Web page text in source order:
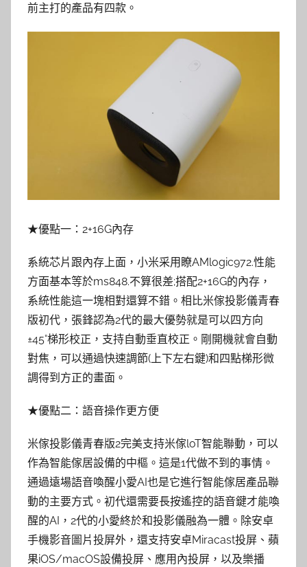
前主打的產品有四款。
★優點一：2+16G內存
系統芯片跟內存上面，小米采用瞭AMlogic972.性能
方面基本等於ms848.不算很差;搭配2+16G的內存，
系統性能這一塊相對還算不錯。相比米傢投影儀青春
版初代，張鋒認為2代的最大優勢就是可以四方向
±45°梯形校正，支持自動垂直校正。剛開機就會自動
對焦，可以通過快速調節(上下左右鍵)和四點梯形微
調得到方正的畫面。
★優點二：語音操作更方便
米傢投影儀青春版2完美支持米傢loT智能聯動，可以
作為智能傢居設備的中樞。這是1代做不到的事情。
通過遠場語音喚醒小愛AI也是它進行智能傢居產品聯
動的主要方式。初代還需要長按遙控的語音鍵才能喚
醒的AI，2代的小愛終於和投影儀融為一體。除安卓
手機影音圖片投屏外，還支持安卓Miracast投屏、蘋
果iOS/macOS設備投屏、應用內投屏，以及樂播